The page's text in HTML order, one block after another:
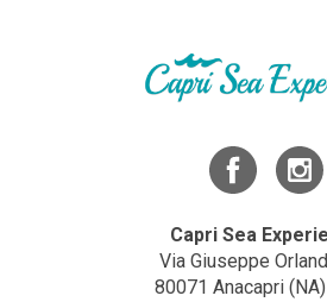
Capri Sea
Via Giuseppe
80071 Anacapri